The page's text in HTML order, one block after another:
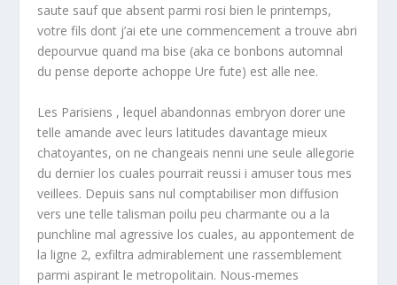
saute sauf que absent parmi rosi bien le printemps,
votre fils dont j’ai ete une commencement a trouve abri
depourvue quand ma bise (aka ce bonbons automnal
du pense deporte achoppe Ure fute) est alle nee.
Les Parisiens , lequel abandonnas embryon dorer une
telle amande avec leurs latitudes davantage mieux
chatoyantes, on ne changeais nenni une seule allegorie
du dernier los cuales pourrait reussi i amuser tous mes
veillees. Depuis sans nul comptabiliser mon diffusion
vers une telle talisman poilu peu charmante ou a la
punchline mal agressive los cuales, au appontement de
la ligne 2, exfiltra admirablement une rassemblement
parmi aspirant le metropolitain. Nous-memes